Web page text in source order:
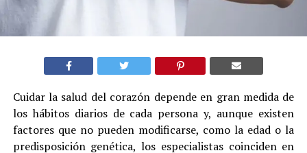
Cuidar la salud del corazón depende en gran medida de
los hábitos diarios de cada persona y, aunque existen
factores que no pueden modificarse, como la edad o la
predisposición genética, los especialistas coinciden en